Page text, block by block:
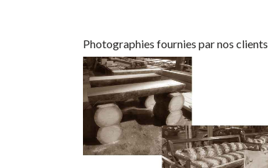
Photographies fournies par nos clients